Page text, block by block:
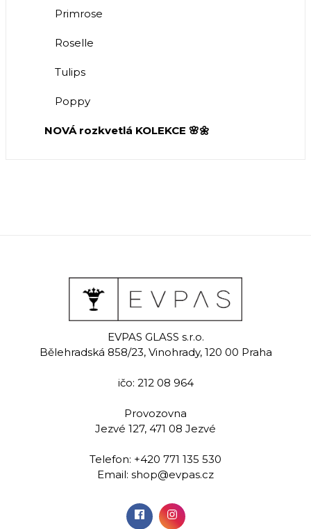
Primrose
Roselle
Tulips
Poppy
NOVÁ rozkvetlá KOLEKCE 🌸🌼
EVPAS GLASS s.r.o.
Bělehradská 858/23, Vinohrady, 120 00 Praha
ičo: 212 08 964
Provozovna
Jezvé 127, 471 08 Jezvé
Telefon: +420 771 135 530
Email: shop@evpas.cz